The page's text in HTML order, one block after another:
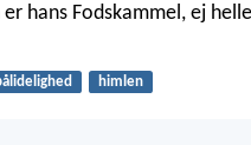
hans Fodskammel, ej
himlen